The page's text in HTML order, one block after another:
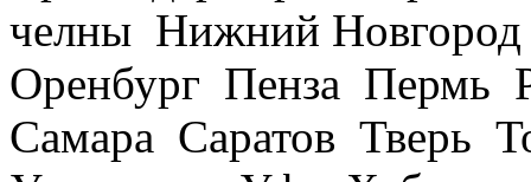
челны Нижний
Оренбург Пенза Пермь
Самара Саратов Тверь